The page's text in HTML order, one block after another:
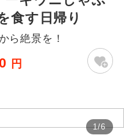
食す日帰り
ら絶景を！
円
1/6
務し、車内での観光案内
スです。
るコースです。